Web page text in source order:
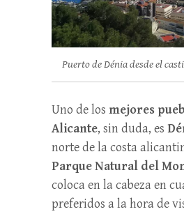
Puerto de Dénia desde el
Uno de los mejores
Alicante, sin duda, es
norte de la costa
Parque Natural del
coloca en la cabeza en
preferidos a la hora de